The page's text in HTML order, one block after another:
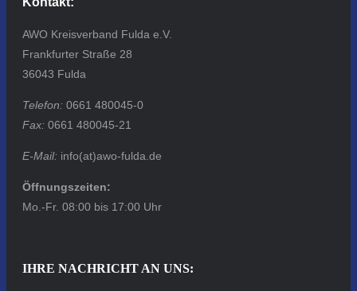
AWO Kreisverband Fulda e.V.
Frankfurter Straße 28
36043 Fulda
Telefon: 0661 480045-0
Fax: 0661 480045-21
E-Mail: info(at)awo-fulda.de
Öffnungszeiten:
Mo.-Fr. 08:00 bis 17:00 Uhr
IHRE NACHRICHT AN UNS: